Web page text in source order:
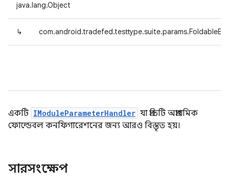
java.lang.Object
↳
একটি IModuleParameterHandler যা প্রতিটি অপ্রাথমিক
ফোল্ডেবল কনফিগারেশনের জন্য আরও বিস্তৃত হয়।
সারসংক্ষেপ